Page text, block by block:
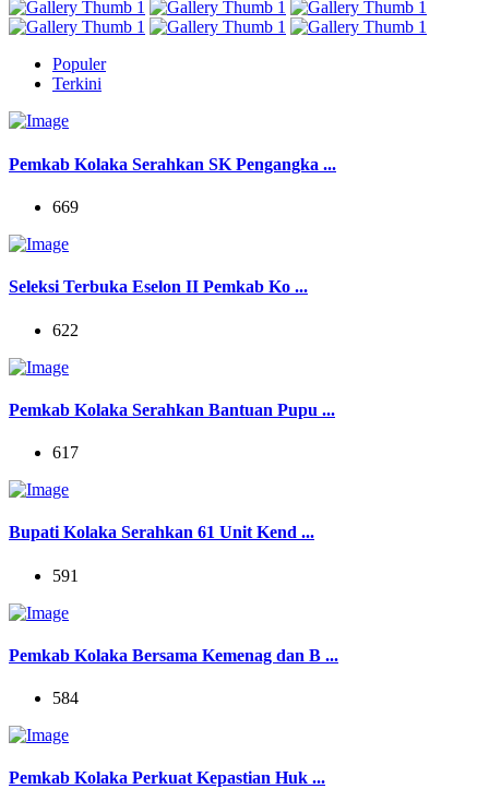
Populer
Terkini
Pemkab Kolaka Serahkan SK Pengangka ...
669
Seleksi Terbuka Eselon II Pemkab Ko ...
622
Pemkab Kolaka Serahkan Bantuan Pupu ...
617
Bupati Kolaka Serahkan 61 Unit Kend ...
591
Pemkab Kolaka Bersama Kemenag dan B ...
584
Pemkab Kolaka Perkuat Kepastian Huk ...